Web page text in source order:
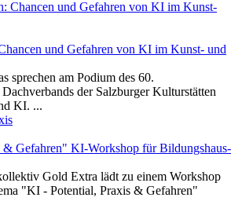
und Gefahren von KI im Kunst- und
sprechen am Podium des 60.
der Salzburger Kulturstätten
KI. ...
Gefahren" KI-Workshop für Bildungshaus-
Gold Extra lädt zu einem Workshop
"KI - Potential, Praxis & Gefahren"